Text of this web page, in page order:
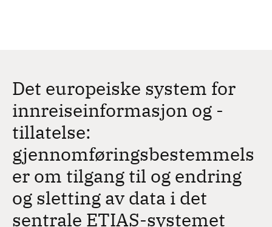
Det europeiske system for
innreiseinformasjon og -
tillatelse:
gjennomføringsbestemmels
er om tilgang til og endring
og sletting av data i det
sentrale ETIAS-systemet